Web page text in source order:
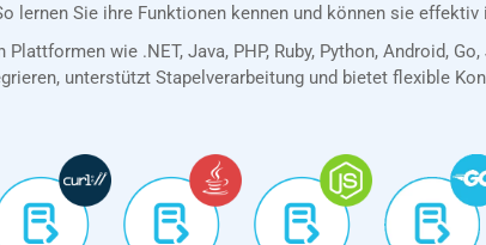
lernen Sie ihre Funktionen kennen und können sie
wie .NET, Java, PHP, Ruby, Python, Android,
unterstützt Stapelverarbeitung und bietet flexible